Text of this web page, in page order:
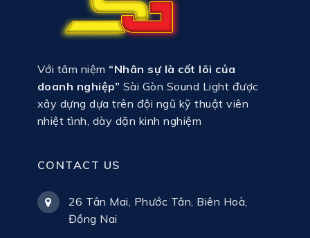
Với tâm niệm “Nhân sự là cốt lõi của
doanh nghiệp” Sài Gòn Sound Light được
xây dựng dựa trên đội ngũ kỹ thuật viên
nhiệt tình, dày dặn kinh nghiệm
CONTACT US
26 Tân Mai, Phước Tân, Biên Hoà,
Đồng Nai